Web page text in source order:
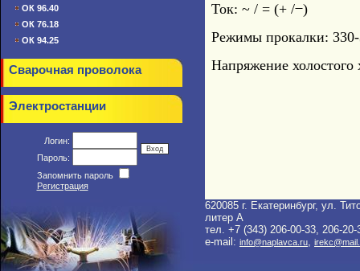
ОК 96.40
ОК 76.18
ОК 94.25
Сварочная проволока
Электростанции
Логин:
Пароль:
Запомнить пароль
Регистрация
Ток: ~ / = (+ / ̶ )
Режимы прокалки: 330-
Напряжение
620085 г. Екатеринбург, ул.
литер A
тел. +7 (343) 206-00-33, 206-20-
e-mail: info@naplavca.ru,